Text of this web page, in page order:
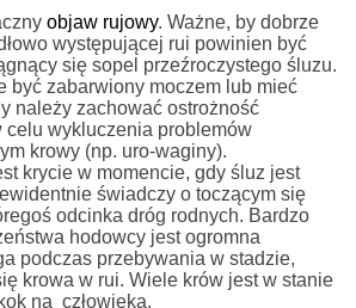
objaw rujowy. Ważne, by dobrze
występującej rui powinien być
się sopel przeźroczystego śluzu.
być zabarwiony moczem lub mieć
należy zachować ostrożność
celu wykluczenia problemów
krowy (np. uro-waginy).
krycie w momencie, gdy śluz jest
świadczy o toczącym się
odcinka dróg rodnych. Bardzo
hodowcy jest ogromna
podczas przebywania w stadzie,
krowa w rui. Wiele krów jest w stanie
na człowieka.